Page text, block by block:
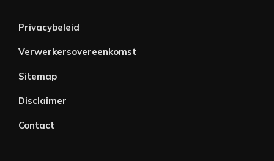
Privacybeleid
Verwerkersovereenkomst
Sitemap
Disclaimer
Contact